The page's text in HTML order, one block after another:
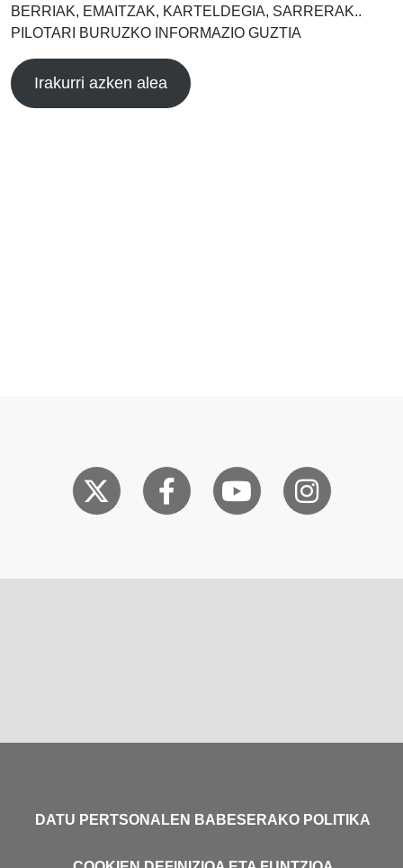
BERRIAK, EMAITZAK, KARTELDEGIA, SARRERAK..
PILOTARI BURUZKO INFORMAZIO GUZTIA
Irakurri azken alea
DATU PERTSONALEN BABESERAKO POLITIKA